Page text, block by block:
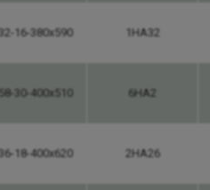
16-380x590 1HA32
30-400x510 6HA2
18-400x620 2HA26